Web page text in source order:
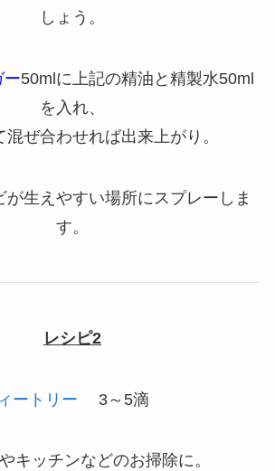
しょう。
ー50mlに上記の精油と精製水50ml
を入れ、
混ぜ合わせれば出来上がり。
が生えやすい場所にスプレーしま
す。
レシピ2
ートリー 3～5滴
キッチンなどのお掃除に。